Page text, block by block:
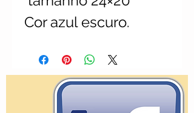
Cor azul escuro.